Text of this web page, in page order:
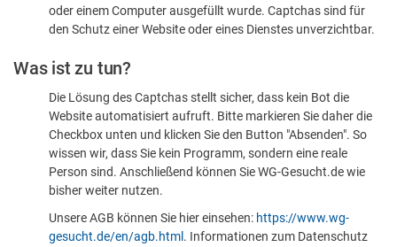
sind
oder einem Computer ausgefüllt wurde. Captchas sind für
den Schutz einer Website oder eines Dienstes unverzichtbar.
Was ist zu tun?
Die Lösung des Captchas stellt sicher, dass kein Bot die
Website automatisiert aufruft. Bitte markieren Sie daher die
Checkbox unten und klicken Sie den Button "Absenden". So
wissen wir, dass Sie kein Programm, sondern eine reale
Person sind. Anschließend können Sie WG-Gesucht.de wie
bisher weiter nutzen.
Unsere AGB können Sie hier einsehen: https://www.wg-
gesucht.de/en/agb.html . Informationen zum Datenschutz